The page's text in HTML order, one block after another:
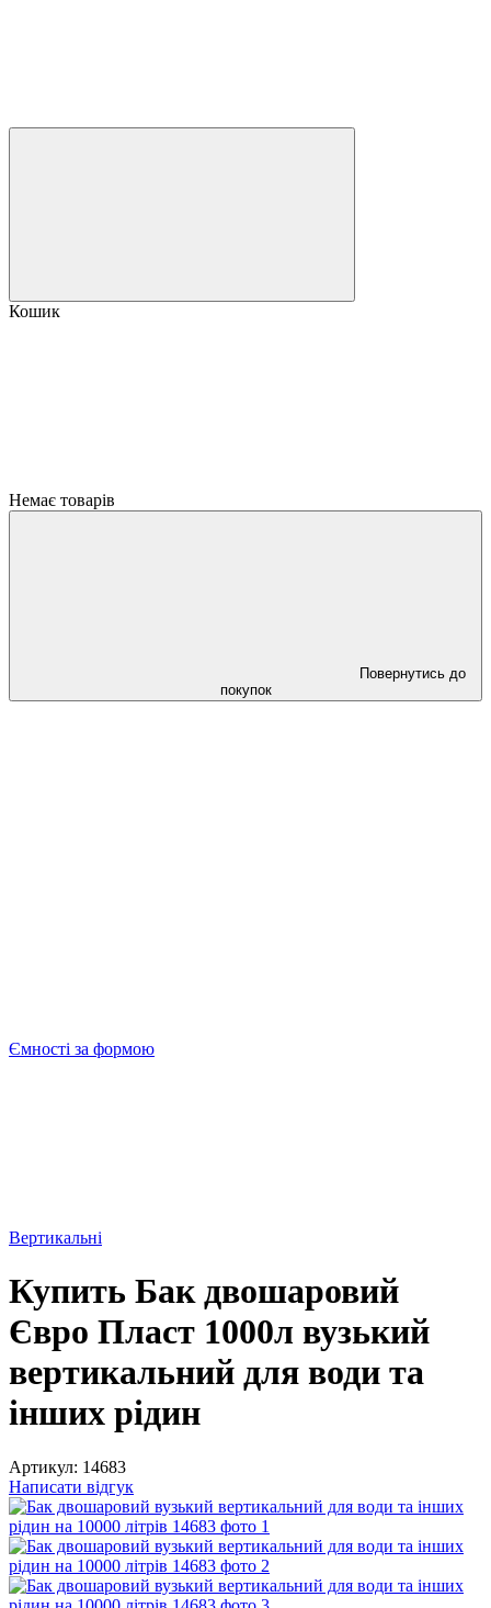
Кошик
Немає товарів
Повернутись до
покупок
Ємності за формою
Вертикальні
Купить Бак двошаровий
Євро Пласт 1000л вузький
вертикальний для води та
інших рідин
Артикул: 14683
Написати відгук